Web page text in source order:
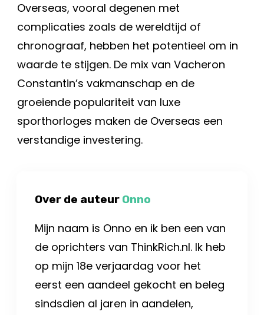
Overseas, vooral degenen met
complicaties zoals de wereldtijd of
chronograaf, hebben het potentieel om in
waarde te stijgen. De mix van Vacheron
Constantin’s vakmanschap en de
groeiende populariteit van luxe
sporthorloges maken de Overseas een
verstandige investering.
Over de auteur Onno
Mijn naam is Onno en ik ben een van
de oprichters van ThinkRich.nl. Ik heb
op mijn 18e verjaardag voor het
eerst een aandeel gekocht en beleg
sindsdien al jaren in aandelen,